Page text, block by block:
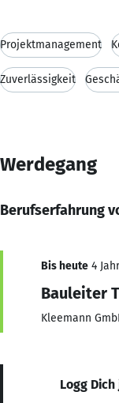
Projektmanagement
Zuverlässigkeit
Werdegang
Berufserfahrung
Bis heute 4
Bauleiter
Kleemann
Logg